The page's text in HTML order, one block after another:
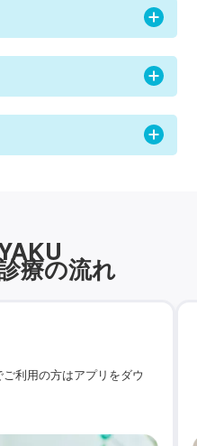
療の流れ
利用の方はアプリをダウ